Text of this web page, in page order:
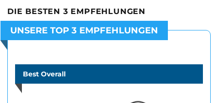
DIE BESTEN 3 EMPFEHLUNGEN
UNSERE TOP 3 EMPFEHLUNGEN
Best Overall